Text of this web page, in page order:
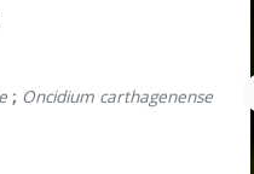
; Oncidium carthagenense